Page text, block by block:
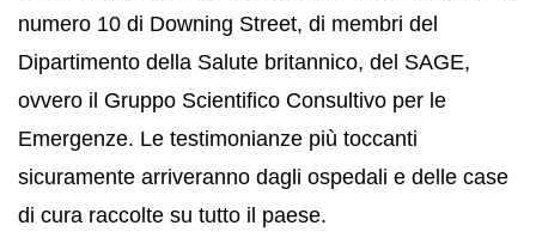
numero 10 di Downing Street, di membri del
Dipartimento della Salute britannico, del SAGE,
ovvero il Gruppo Scientifico Consultivo per le
Emergenze. Le testimonianze più toccanti
sicuramente arriveranno dagli ospedali e delle case
di cura raccolte su tutto il paese.